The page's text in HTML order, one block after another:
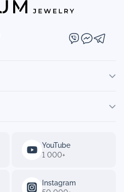
YouTube
1 000+
Instagram